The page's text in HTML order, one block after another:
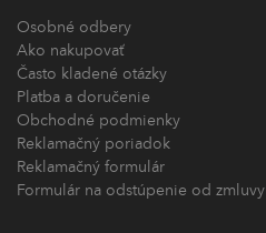
Osobné odbery
Ako nakupovať
Často kladené otázky
Platba a doručenie
Obchodné podmienky
Reklamačný poriadok
Reklamačný formulár
Formulár na odstúpenie od zmluvy